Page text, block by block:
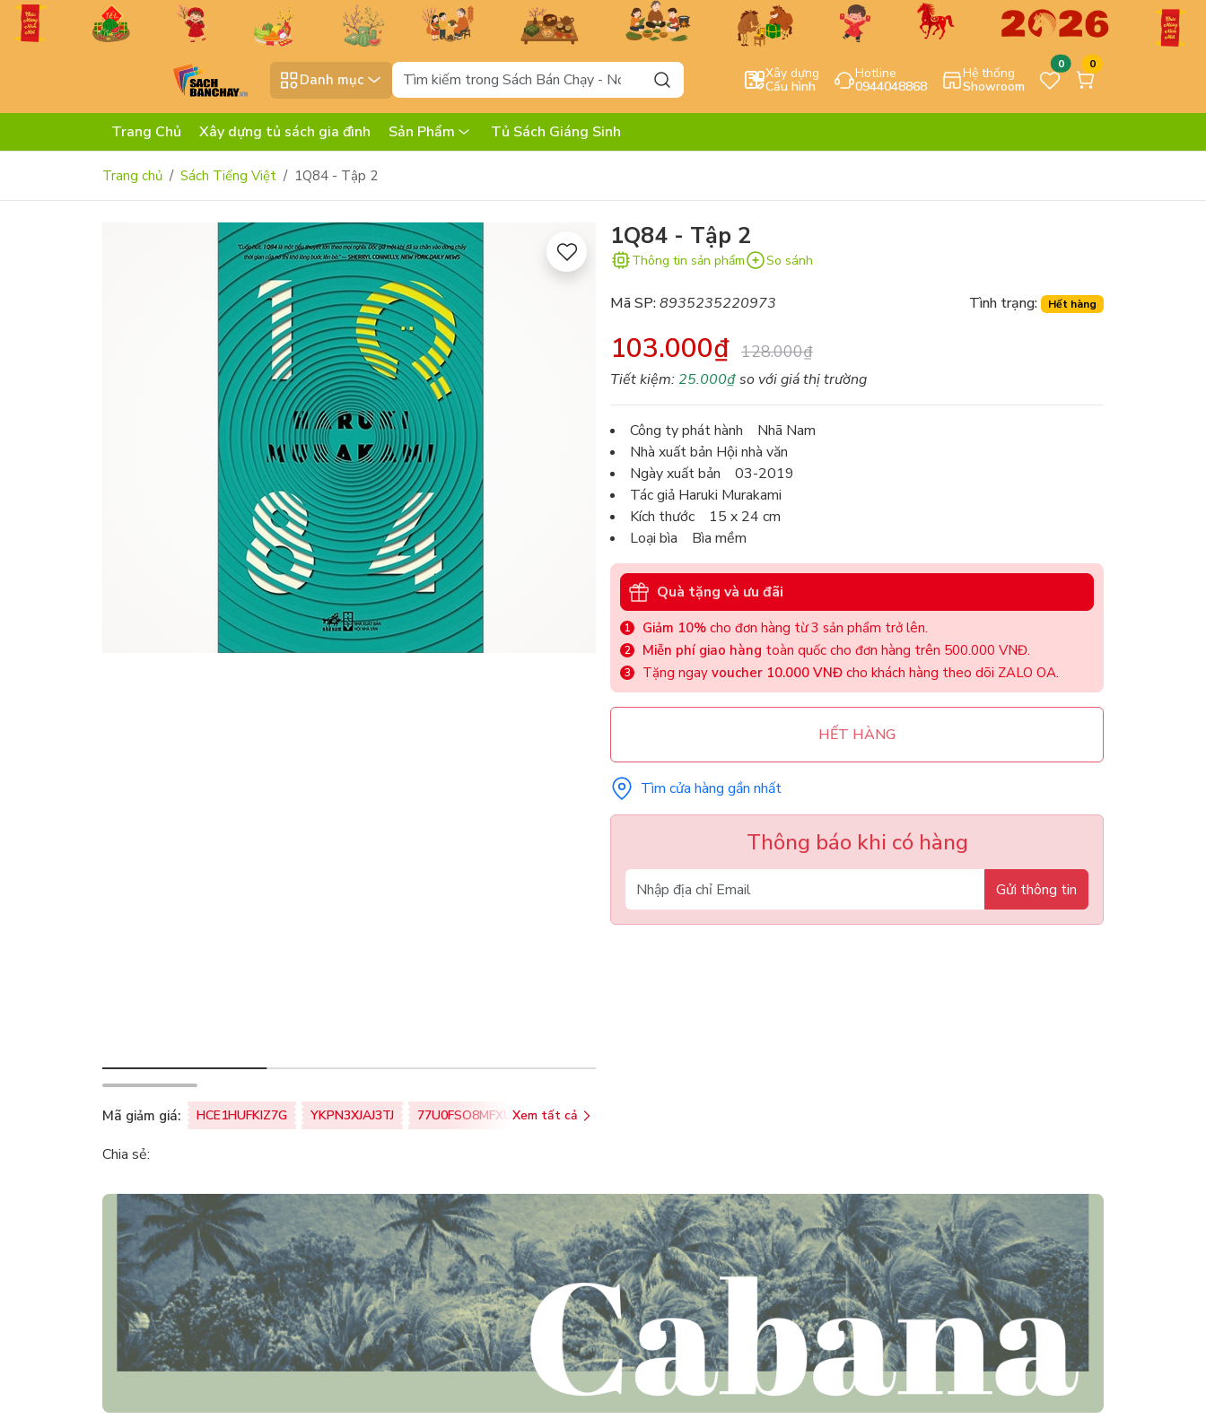
Danh mục Xây dựng
Cấu hình
Hotline
0944048868
Hệ thống
Showroom
0 0
Trang Chủ Xây dựng tủ sách gia đình Sản Phẩm Tủ Sách Giáng Sinh
Trang chủ Sách Tiếng Việt 1Q84 - Tập 2
Mã giảm giá: HCE1HUFKIZ7G YKPN3XJAJ3TJ 77U0FSO8MFXU Xem tất cả
Chia sẻ:
1Q84 - Tập 2
Thông tin sản phẩm So sánh
Mã SP:8935235220973 Tình trạng: Hết hàng
103.000₫ 128.000₫
Tiết kiệm: 25.000₫so với giá thị trường
Công ty phát hành Nhã Nam
Nhà xuất bản Hội nhà văn
Ngày xuất bản 03-2019
Tác giả Haruki Murakami
Kích thước 15 x 24 cm
Loại bìa Bìa mềm
Quà tặng và ưu đãi
Giảm 10% cho đơn hàng từ 3 sản phẩm trở lên.
Miễn phí giao hàng toàn quốc cho đơn hàng trên 500.000 VNĐ.
Tặng ngay voucher 10.000 VNĐ cho khách hàng theo dõi ZALO OA.
HẾT HÀNG
Tìm cửa hàng gần nhất
Thông báo khi có hàng
Gửi thông tin